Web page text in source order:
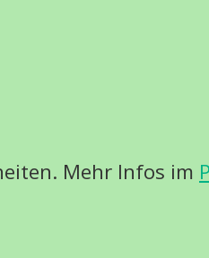
Mehr Infos im